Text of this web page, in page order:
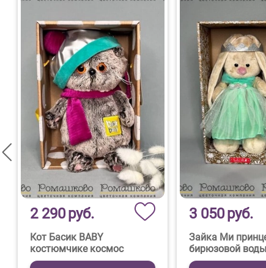
2 290руб.
Кот Басик BABY
костюмчике космос
3 050руб.
Зайка Ми
бирюзовой воды